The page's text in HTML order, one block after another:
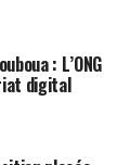
: L’ONG
digital